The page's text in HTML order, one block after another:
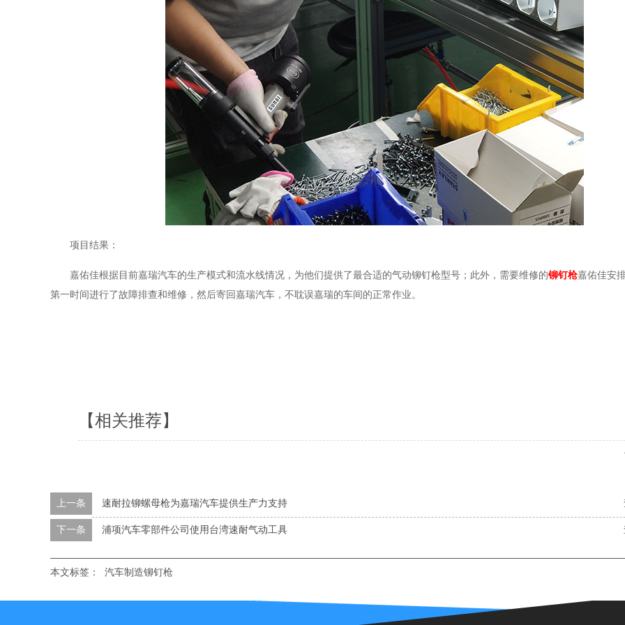
项目结果：
嘉佑佳根据目前嘉瑞汽车的生产模式和流水线情况，为他们提供了最合适的气动铆钉枪型号；此外，需要维修的铆钉枪嘉佑佳安
第一时间进行了故障排查和维修，然后寄回嘉瑞汽车，不耽误嘉瑞的车间的正常作业。
【相关推荐】
上一条 速耐拉铆螺母枪为嘉瑞汽车提供生产力支持
下一条 浦项汽车零部件公司使用台湾速耐气动工具
本文标签： 汽车制造铆钉枪